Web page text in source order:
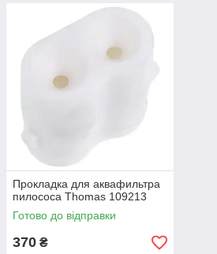
Прокладка для аквафильтра
пилососа Thomas 109213
Готово до відправки
370 ₴